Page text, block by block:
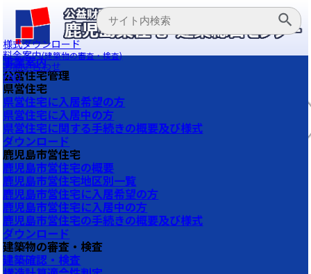
様式ダウンロード
料金案内(建築物の審査・検査)
お問い合わせ
FAQ
事業案内
公営住宅管理
県営住宅
県営住宅に入居希望の方
県営住宅に入居中の方
県営住宅に関する手続きの概要及び様式
ダウンロード
鹿児島市営住宅
鹿児島市営住宅の概要
鹿児島市営住宅地区別一覧
鹿児島市営住宅に入居希望の方
鹿児島市営住宅に入居中の方
鹿児島市営住宅の手続きの概要及び様式
ダウンロード
建築物の審査・検査
建築確認・検査